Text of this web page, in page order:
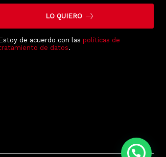
LO QUIERO
de acuerdo con las políticas de
de datos.